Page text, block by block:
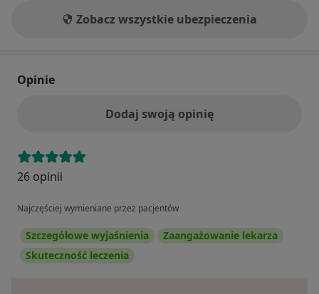
Zobacz wszystkie ubezpieczenia
Opinie
Dodaj swoją opinię
26 opinii
Najczęściej wymieniane przez pacjentów
Szczegółowe wyjaśnienia
Zaangażowanie lekarza
Skuteczność leczenia